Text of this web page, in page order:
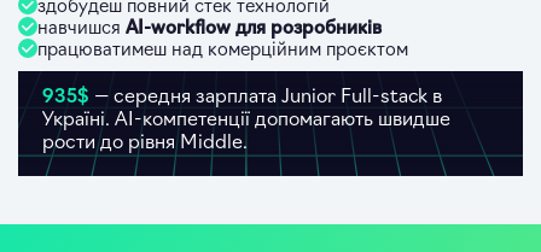
навчишся AI-workflow для розробників
працюватимеш над комерційним проєктом
935$ — середня зарплата Junior Full-stack в
Україні. AI-компетенції допомагають швидше
рости до рівня Middle.